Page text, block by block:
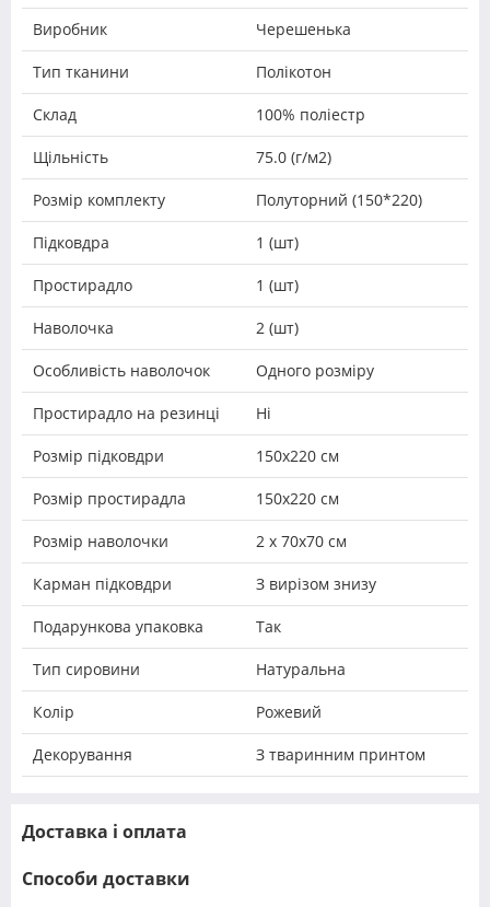
Виробник Черешенька
Тип тканини Полікотон
Склад 100% поліестр
Щільність 75.0 (г/м2)
Розмір комплекту Полуторний (150*220)
Підковдра 1 (шт)
Простирадло 1 (шт)
Наволочка 2 (шт)
Особливість наволочок Одного розміру
Простирадло на резинці Ні
Розмір підковдри 150х220 см
Розмір простирадла 150х220 см
Розмір наволочки 2 х 70х70 см
Карман підковдри З вирізом знизу
Подарункова упаковка Так
Тип сировини Натуральна
Колір Рожевий
Декорування З тваринним принтом
Доставка і оплата
Способи доставки